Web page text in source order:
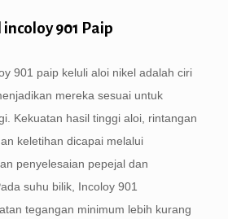
901 Paip
901 paip keluli aloi nikel adalah ciri
mereka sesuai untuk
Kekuatan hasil tinggi aloi, rintangan
keletihan dicapai melalui
penyelesaian pepejal dan
suhu bilik, Incoloy 901
tegangan minimum lebih kurang